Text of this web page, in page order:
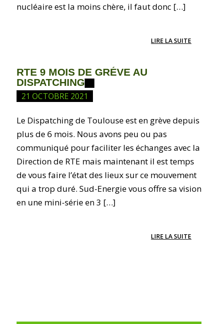
nucléaire est la moins chère, il faut donc […]
LIRE LA SUITE
RTE 9 MOIS DE GRÉVE AU
DISPATCHING
21 OCTOBRE 2021
Le Dispatching de Toulouse est en grève depuis
plus de 6 mois. Nous avons peu ou pas
communiqué pour faciliter les échanges avec la
Direction de RTE mais maintenant il est temps
de vous faire l’état des lieux sur ce mouvement
qui a trop duré. Sud-Energie vous offre sa vision
en une mini-série en 3 […]
LIRE LA SUITE